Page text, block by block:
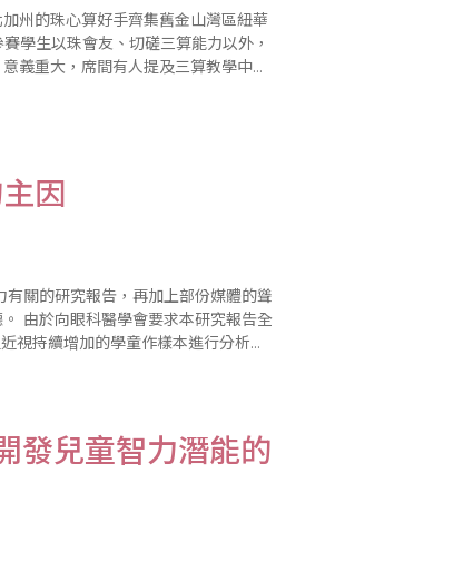
州的珠心算好手齊集舊金山灣區紐華
學生以珠會友、切磋三算能力以外，
義重大，席間有人提及三算教學中，
因
關的研究報告，再加上部份媒體的聳
視持續增加的學童作樣本進行分析，
發兒童智力潛能的